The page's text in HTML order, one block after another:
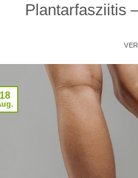
Plantarfasziitis
18